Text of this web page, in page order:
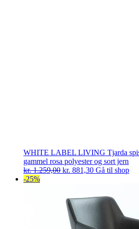
WHITE LABEL LIVING Tjarda
gammel rosa polyester og sort jern
kr.1.259,00 Den
kr. 1.259,00.
kr. 881,30Den
er:
kr. 881,30.
Gå til shop
-25%